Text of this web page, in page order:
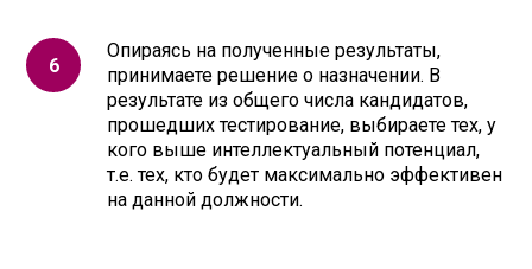
Опираясь на полученные результаты,
принимаете решение о назначении. В
результате из общего числа кандидатов,
прошедших тестирование, выбираете тех, у
кого выше интеллектуальный потенциал,
т.е. тех, кто будет максимально эффективен
на данной должности.